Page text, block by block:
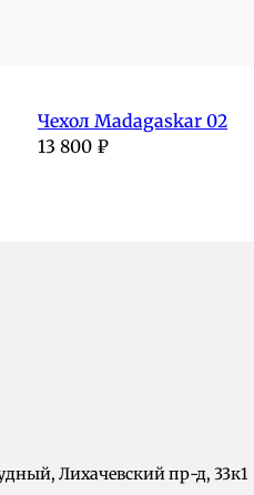
Чехол Madagaskar 02
13 800 ₽
Лихачевский пр-д, 33к1